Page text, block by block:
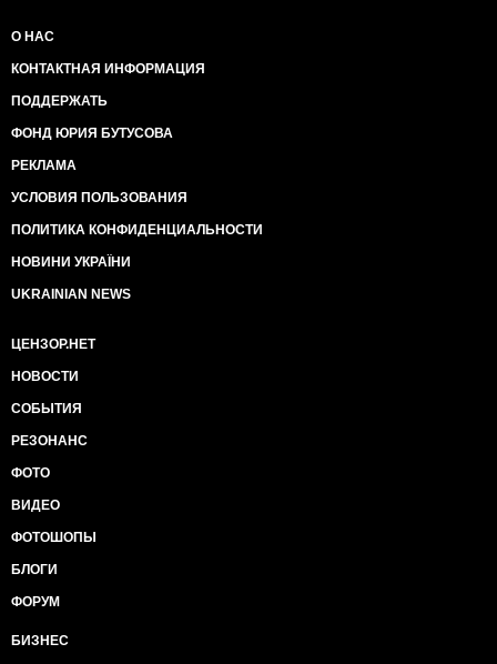
О НАС
КОНТАКТНАЯ ИНФОРМАЦИЯ
ПОДДЕРЖАТЬ
ФОНД ЮРИЯ БУТУСОВА
РЕКЛАМА
УСЛОВИЯ ПОЛЬЗОВАНИЯ
ПОЛИТИКА КОНФИДЕНЦИАЛЬНОСТИ
НОВИНИ УКРАЇНИ
UKRAINIAN NEWS
ЦЕНЗОР.НЕТ
НОВОСТИ
СОБЫТИЯ
РЕЗОНАНС
ФОТО
ВИДЕО
ФОТОШОПЫ
БЛОГИ
ФОРУМ
БИЗНЕС